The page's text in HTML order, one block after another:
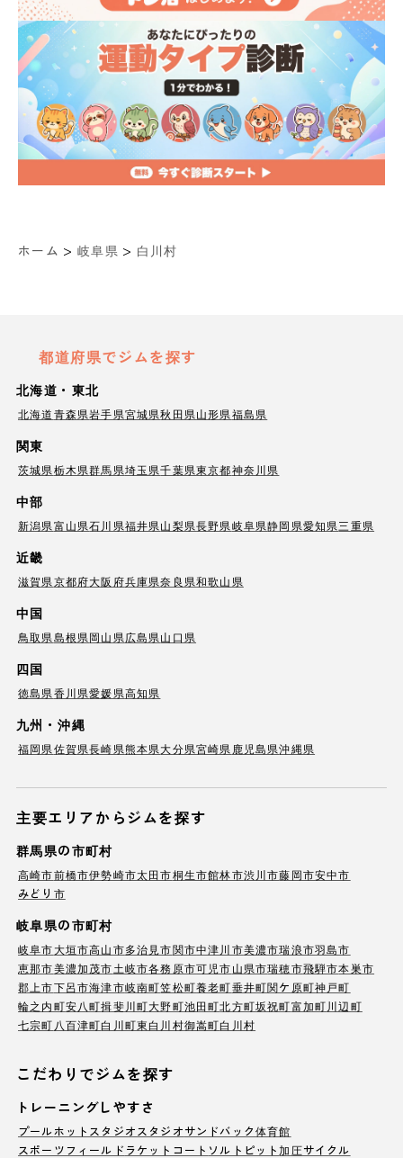
ホーム > 岐阜県 > 白川村
都道府県でジムを探す
北海道・東北
北海道青森県岩手県宮城県秋田県山形県福島県
関東
茨城県栃木県群馬県埼玉県千葉県東京都神奈川県
中部
新潟県富山県石川県福井県山梨県長野県岐阜県静岡県愛知県三重県
近畿
滋賀県京都府大阪府兵庫県奈良県和歌山県
中国
鳥取県島根県岡山県広島県山口県
四国
徳島県香川県愛媛県高知県
九州・沖縄
福岡県佐賀県長崎県熊本県大分県宮崎県 鹿児島県沖縄県
主要エリアからジムを探す
群馬県の市町村
高崎市前橋市伊勢崎市太田市桐生市館林市渋川市藤岡市安中市
みどり市
岐阜県の市町村
岐阜市大垣市高山市多治見市関市中津川市美濃市瑞浪市羽島市
恵那市美濃加茂市土岐市各務原市可児市山県市瑞穂市飛騨市本巣市
郡上市下呂市海津市岐南町笠松町養老町垂井町関ケ原町神戸町
輪之内町安八町揖斐川町大野町池田町北方町坂祝町富加町川辺町
七宗町 八百津町白川町東白川村御嵩町白川村
こだわりでジムを探す
トレーニングしやすさ
プールホットスタジオ スタジオサンドバック体育館
スポーツフィールド ラケットコート ソルトピット加圧サイクル